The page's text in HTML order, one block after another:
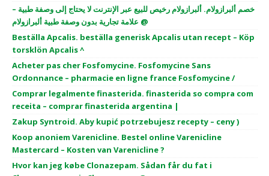
خصم ألبرازولام. ألبرازولام رخيص للبيع عبر الإنترنت لا يحتاج إلى وصفة طبية –
علامة تجارية بدون وصفة طبية ألبرازولام @
Beställa Apcalis. beställa generisk Apcalis utan recept – Köp
torsklön Apcalis ^
Acheter pas cher Fosfomycine. Fosfomycine Sans
Ordonnance – pharmacie en ligne france Fosfomycine /
Comprar legalmente finasterida. finasterida so compra com
receita – comprar finasterida argentina |
Zakup Syntroid. Aby kupić potrzebujesz recepty – ceny )
Koop anoniem Varenicline. Bestel online Varenicline
Mastercard – Kosten van Varenicline ?
Hvor kan jeg købe Clonazepam. Sådan får du fat i